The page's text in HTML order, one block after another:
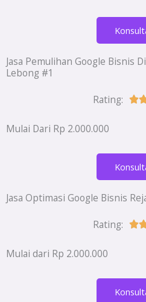
Jasa Pemulihan Google Bisnis
Lebong #1
Rating:

Mulai Dari Rp 2.000.000
Jasa Optimasi Google Bisnis
Rating:

Mulai dari Rp 2.000.000